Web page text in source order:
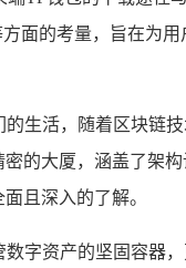
面的考量，旨在为
生活，随着区块链
的大厦，涵盖了架
且深入的了解。
字资产的坚固容器